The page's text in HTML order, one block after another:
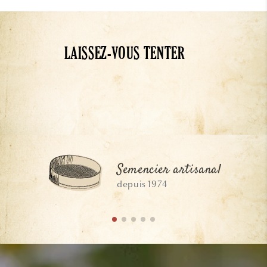
LAISSEZ-VOUS TENTER
Semencier artisanal
depuis 1974